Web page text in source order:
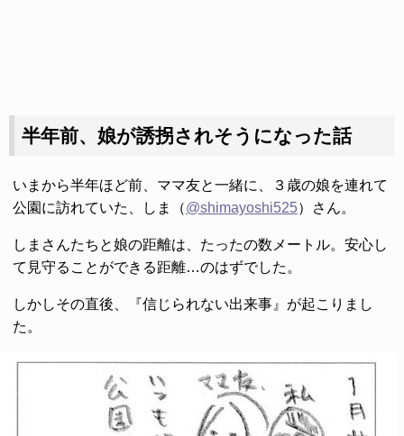
半年前、娘が誘拐されそうになった話
いまから半年ほど前、ママ友と一緒に、３歳の娘を連れて
公園に訪れていた、しま（@shimayoshi525）さん。
しまさんたちと娘の距離は、たったの数メートル。安心し
て見守ることができる距離…のはずでした。
しかしその直後、『信じられない出来事』が起こりまし
た。